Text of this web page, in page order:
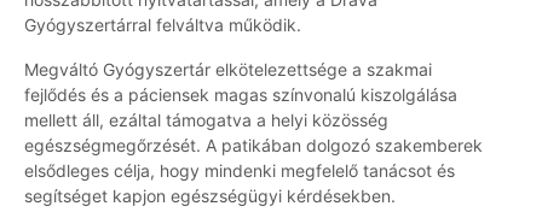
Gyógyszertárral felváltva működik.
Megváltó Gyógyszertár elkötelezettsége a szakmai
fejlődés és a páciensek magas színvonalú kiszolgálása
mellett áll, ezáltal támogatva a helyi közösség
egészségmegőrzését. A patikában dolgozó szakemberek
elsődleges célja, hogy mindenki megfelelő tanácsot és
segítséget kapjon egészségügyi kérdésekben.